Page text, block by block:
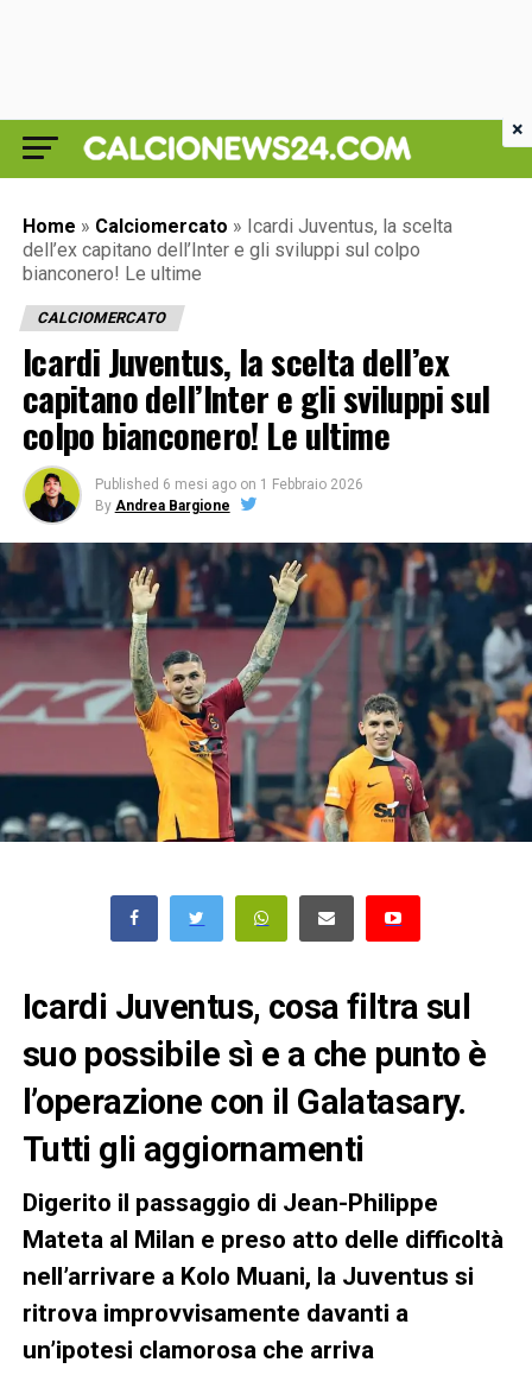
Home » Calciomercato » Icardi Juventus, la scelta
dell’ex capitano dell’Inter e gli sviluppi sul colpo
bianconero! Le ultime
CALCIOMERCATO
Icardi Juventus, la scelta dell’ex
capitano dell’Inter e gli sviluppi sul
colpo bianconero! Le ultime
Published 6 mesi ago on 1 Febbraio 2026
By Andrea Bargione
Icardi Juventus, cosa filtra sul
suo possibile sì e a che punto è
l’operazione con il Galatasary.
Tutti gli aggiornamenti
Digerito il passaggio di Jean-Philippe
Mateta al Milan e preso atto delle difficoltà
nell’arrivare a Kolo Muani, la Juventus si
ritrova improvvisamente davanti a
un’ipotesi clamorosa che arriva
×